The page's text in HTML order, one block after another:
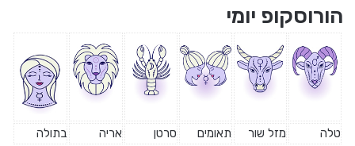
הורוסקופ יומי
טלה מזל שור תאומים סרטן אריה בתולה